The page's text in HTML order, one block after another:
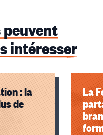
intéresser
: la
de
La